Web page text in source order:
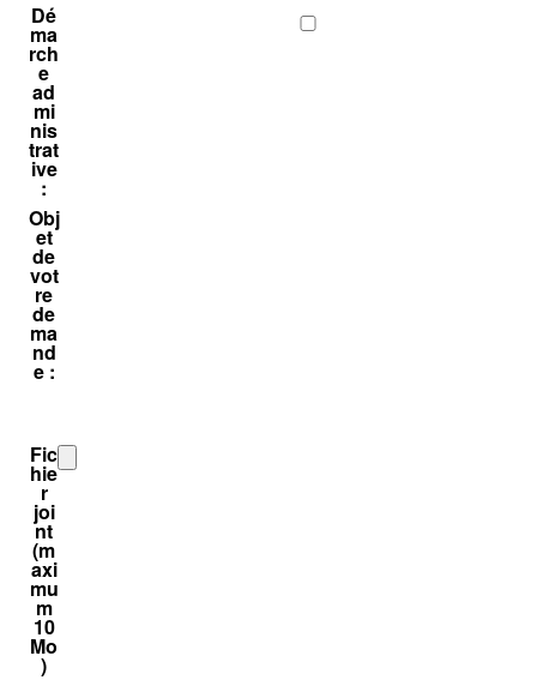
Dé
ma
rch
e
ad
mi
nis
trat
ive
:
Obj
et
de
vot
re
de
ma
nd
e :
Fic
hie
r
joi
nt
(m
axi
mu
m
10
Mo
)